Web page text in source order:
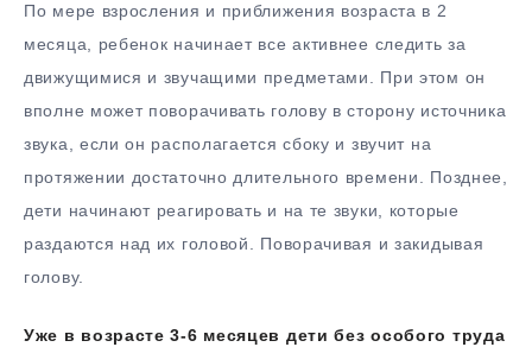
По мере взросления и приближения возраста в 2
месяца, ребенок начинает все активнее следить за
движущимися и звучащими предметами. При этом он
вполне может поворачивать голову в сторону источника
звука, если он располагается сбоку и звучит на
протяжении достаточно длительного времени. Позднее,
дети начинают реагировать и на те звуки, которые
раздаются над их головой. Поворачивая и закидывая
голову.
Уже в возрасте 3-6 месяцев дети без особого труда